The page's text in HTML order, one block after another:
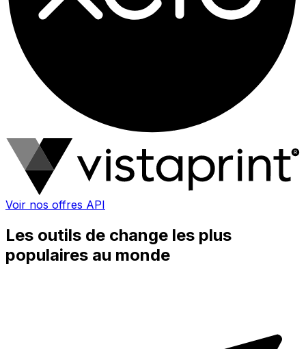
Voir nos offres API
Les outils de change les plus
populaires au monde